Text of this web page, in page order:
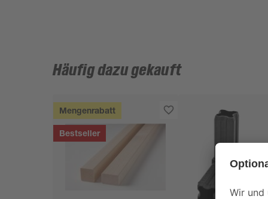
Häufig dazu gekauft
Mengenrabatt
Bestseller